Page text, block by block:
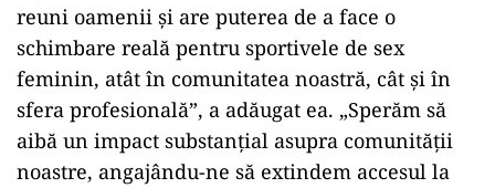
reuni oamenii și are puterea de a face o
schimbare reală pentru sportivele de sex
feminin, atât în ​​comunitatea noastră, cât și în
sfera profesională”, a adăugat ea. „Sperăm să
aibă un impact substanțial asupra comunității
noastre, angajându-ne să extindem accesul la